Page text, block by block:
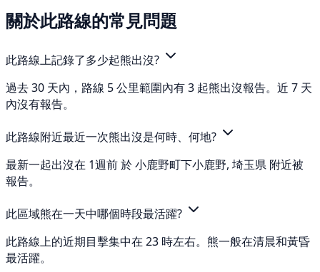
關於此路線的常見問題
此路線上記錄了多少起熊出沒?
過去 30 天內，路線 5 公里範圍內有 3 起熊出沒報告。近 7 天
內沒有報告。
此路線附近最近一次熊出沒是何時、何地?
最新一起出沒在 1週前 於 小鹿野町下小鹿野, 埼玉県 附近被
報告。
此區域熊在一天中哪個時段最活躍?
此路線上的近期目擊集中在 23 時左右。熊一般在清晨和黃昏
最活躍。